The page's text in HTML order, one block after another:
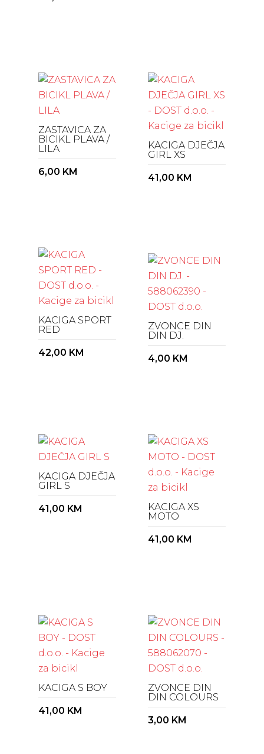
ZASTAVICA ZA
BICIKL PLAVA /
LILA
6,00 KM
KACIGA DJEČJA
GIRL XS
41,00 KM
KACIGA SPORT
RED
42,00 KM
ZVONCE DIN
DIN DJ.
4,00 KM
KACIGA DJEČJA
GIRL S
41,00 KM
KACIGA XS
MOTO
41,00 KM
KACIGA S BOY
41,00 KM
ZVONCE DIN
DIN COLOURS
3,00 KM